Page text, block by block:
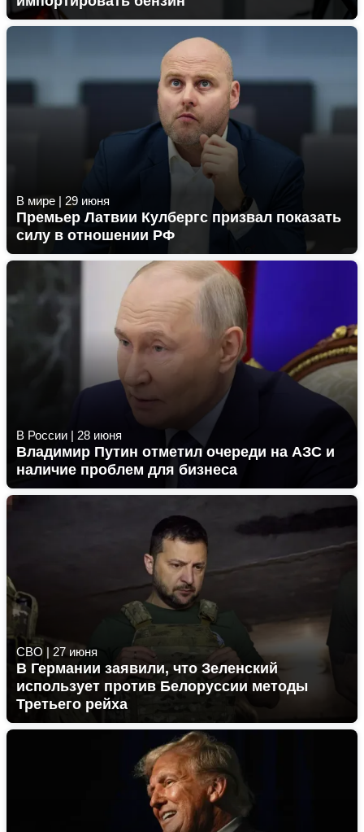
В мире | 29 июня
Премьер Латвии Кулбергс призвал показать
силу в отношении РФ
В России | 28 июня
Владимир Путин отметил очереди на АЗС и
наличие проблем для бизнеса
СВО | 27 июня
В Германии заявили, что Зеленский
использует против Белоруссии методы
Третьего рейха